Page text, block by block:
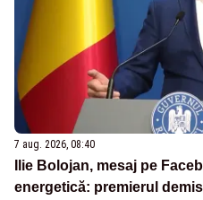
7 aug. 2026, 08:40
Ilie Bolojan, mesaj pe
energetică: premierul